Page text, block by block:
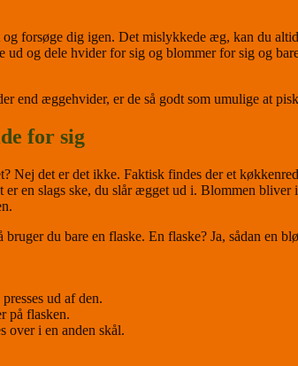
forsøge dig igen. Det mislykkede æg, kan du
og dele hvider for sig og blommer for sig og
end æggehvider, er de så godt som umulige at
for sig
det er det ikke. Faktisk findes der et
en slags ske, du slår ægget ud i. Blommen
du bare en flaske. En flaske? Ja, sådan en
ud af den.
på flasken.
over i en anden skål.